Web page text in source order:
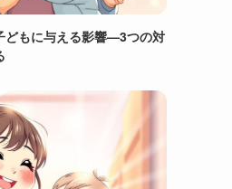
どもに与える影響—3つの対